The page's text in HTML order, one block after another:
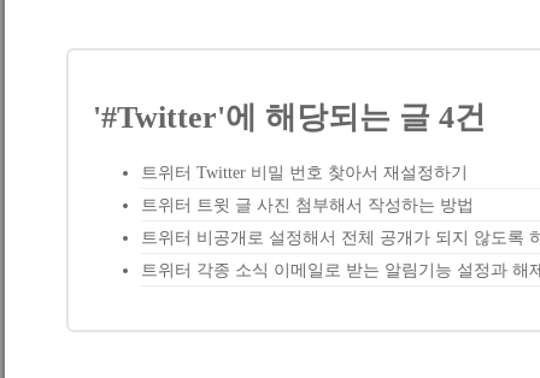
'#Twitter'에 해당되는 글 4건
트위터 Twitter 비밀 번호 찾아서 재설정하기
트위터 트윗 글 사진 첨부해서 작성하는 방법
트위터 비공개로 설정해서 전체 공개가 되지 않도록
트위터 각종 소식 이메일로 받는 알림기능 설정과 해